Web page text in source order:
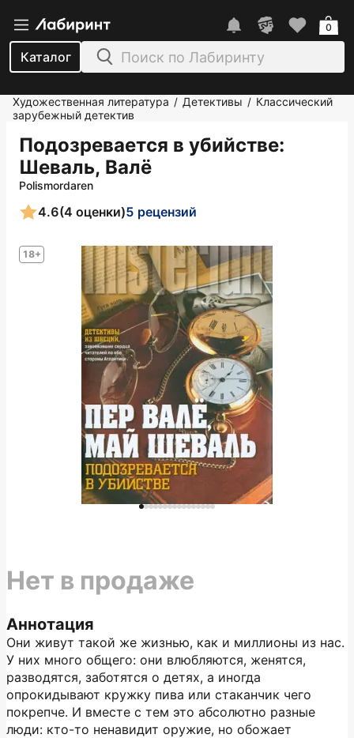
Каталог
0
Художественная литература / Детективы / Классический
зарубежный детектив
Подозревается в убийстве:
Шеваль, Валё
Polismordaren
18+
4.6(4 оценки)5 рецензий
Аннотация
Они живут такой же жизнью, как и миллионы из нас.
У них много общего: они влюбляются, женятся,
разводятся, заботятся о детях, а иногда
опрокидывают кружку пива или стаканчик чего
покрепче. И вместе с тем это абсолютно разные
люди: кто-то ненавидит оружие, но обожает
Нет в продаже